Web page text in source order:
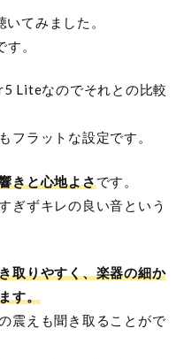
てみました。
。
Liteなのでそれとの比較
フラットな設定です。
きと心地よさです。
ぎずキレの良い音という
取りやすく、楽器の細か
す。
震えも聞き取ることがで